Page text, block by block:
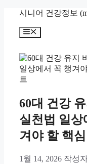
시니어 건강정보
메
60대 건강
실천법 일상
겨야 할 핵
1월 14, 2026 작성